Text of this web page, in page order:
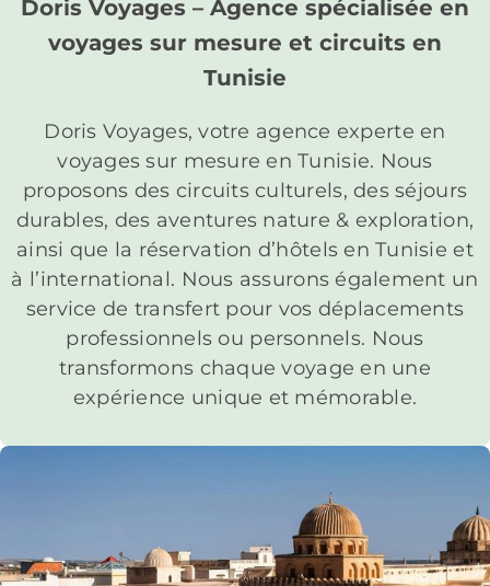
Doris Voyages – Agence spécialisée en
voyages sur mesure et circuits en
Tunisie
Doris Voyages, votre agence experte en
voyages sur mesure en Tunisie. Nous
proposons des circuits culturels, des séjours
durables, des aventures nature & exploration,
ainsi que la réservation d’hôtels en Tunisie et
à l’international. Nous assurons également un
service de transfert pour vos déplacements
professionnels ou personnels. Nous
transformons chaque voyage en une
expérience unique et mémorable.